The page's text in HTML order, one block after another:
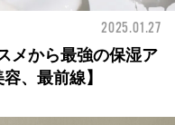
2025.01.27
メから最強の保湿ア
、最前線】